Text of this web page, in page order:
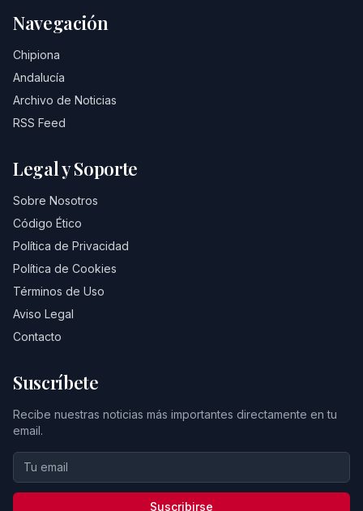
Navegación
Chipiona
Andalucía
Archivo de Noticias
RSS Feed
Legal y Soporte
Sobre Nosotros
Código Ético
Política de Privacidad
Política de Cookies
Términos de Uso
Aviso Legal
Contacto
Suscríbete
Recibe nuestras noticias más importantes directamente en tu
email.
Suscribirse